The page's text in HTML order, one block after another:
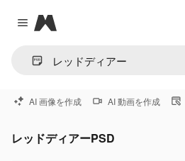
Close menu
Magnific
AI 画像を作成 AI 動画を作成
レッドディアーPSD